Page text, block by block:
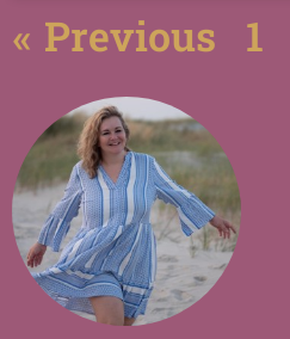
« Previous 1